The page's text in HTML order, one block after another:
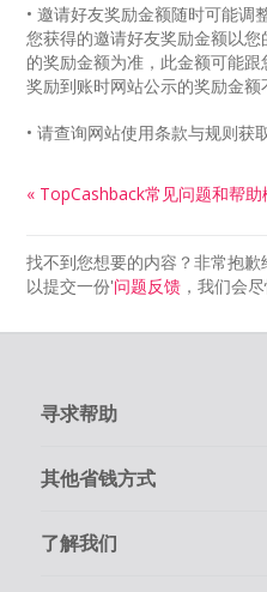
• 邀请好友奖励金额随时可能调
您获得的邀请好友奖励金额以
的奖励金额为准，此金额可能
奖励到账时网站公示的奖励金额
• 请查询网站使用条款与规则获
« TopCashback常见问题和帮助
找不到您想要的内容？非常抱
以提交一份'问题反馈 ，我们会
寻求帮助
其他省钱方式
了解我们